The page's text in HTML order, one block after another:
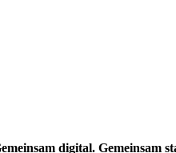
digital. Gemeinsam